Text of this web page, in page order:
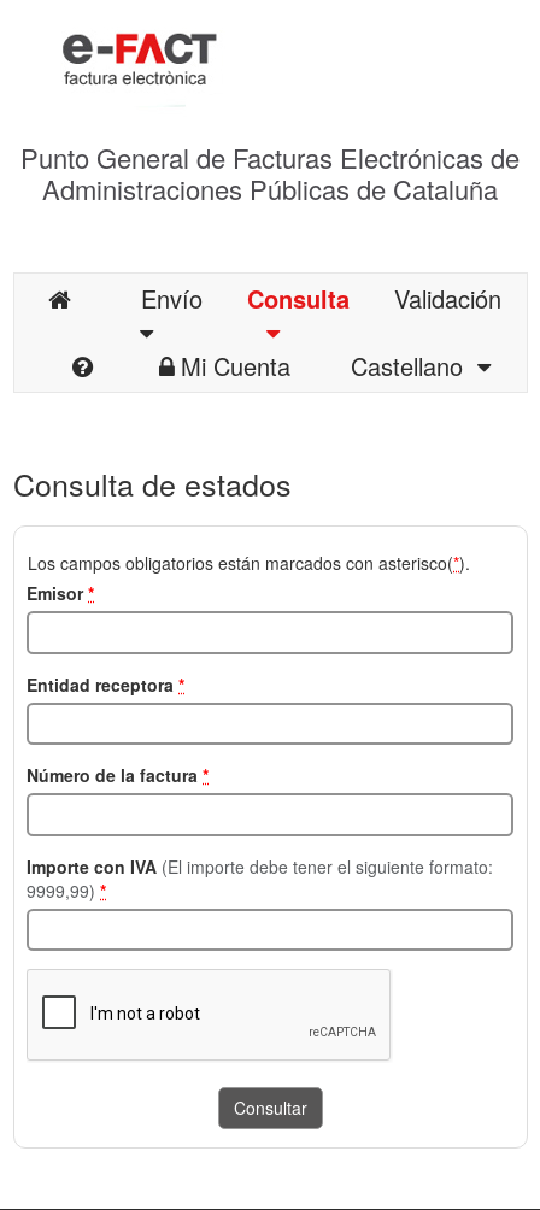
Punto General de Facturas Electrónicas de
Administraciones Públicas de Cataluña
Envío Consulta
Validación
Mi Cuenta
Castellano
Consulta de estados
Los campos obligatorios están marcados con asterisco(*).
Emisor*
Entidad receptora *
Número de la factura *
Importe con IVA (El importe debe tener el siguiente formato:
9999,99) *